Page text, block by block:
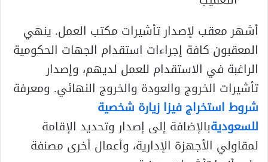
أشهر معقب لإصدار تأشيرات مكتب العمل. ينهي
المعقبون كافة إجراءات استقدام الجهات الحكومية
الراغبة في الاستقدام للعمل لديهم، وإصدار
تأشيرات الخروج والعودة والخروج النهائي. ومعرفة
شروط استخراج فيزا زيارة شخصية
للسعوديةبالإضافة إلى إصدار وتحديد الإقامة
لمقاولي الأجهزة الإدارية، وأعمال أخرى مصنفة